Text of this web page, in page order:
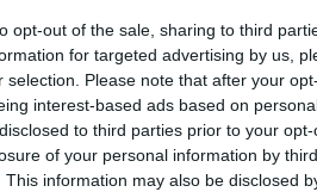
opt-out of the sale, sharing to third
for targeted advertising by us,
selection. Please note that after your
interest-based ads based on
to third parties prior to your
of your personal information by
This information may also be disclosed
mat tokiu atveju, bent
šildymo sezonas